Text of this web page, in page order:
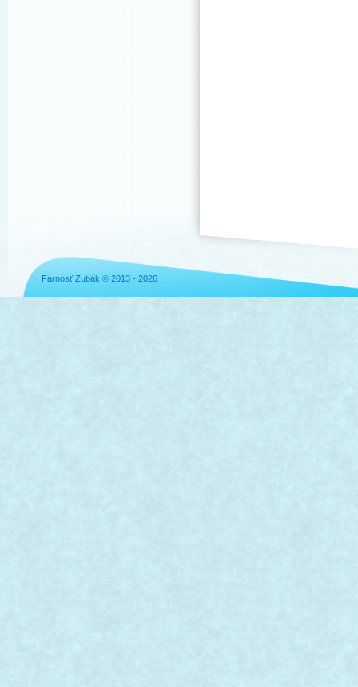
Farnosť Zubák © 2013 - 2026